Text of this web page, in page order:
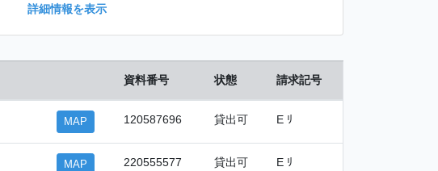
詳細情報を表示
資料番号 状態 請求記号
MAP 120587696 貸出可 E ﾘ
MAP 220555577 貸出可 E ﾘ